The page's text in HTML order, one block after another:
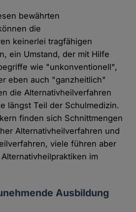
bewährten
die
keinerlei tragfähigen
ein Umstand, der mit Hilfe
wie "unkonventionell",
eben auch "ganzheitlich"
die Alternativheilverfahren
längst Teil der Schulmedizin.
finden sich Schnittmengen
Alternativheilverfahren und
viele führen aber
im
Ausbildung